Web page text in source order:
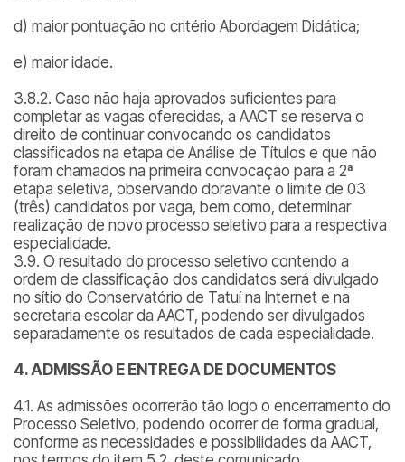
d) maior pontuação no critério Abordagem Didática;
e) maior idade.
3.8.2. Caso não haja aprovados suficientes para
completar as vagas oferecidas, a AACT se reserva o
direito de continuar convocando os candidatos
classificados na etapa de Análise de Títulos e que não
foram chamados na primeira convocação para a 2ª
etapa seletiva, observando doravante o limite de 03
(três) candidatos por vaga, bem como, determinar
realização de novo processo seletivo para a respectiva
especialidade.
3.9. O resultado do processo seletivo contendo a
ordem de classificação dos candidatos será divulgado
no sítio do Conservatório de Tatuí na Internet e na
secretaria escolar da AACT, podendo ser divulgados
separadamente os resultados de cada especialidade.
4. ADMISSÃO E ENTREGA DE DOCUMENTOS
4.1. As admissões ocorrerão tão logo o encerramento do
Processo Seletivo, podendo ocorrer de forma gradual,
conforme as necessidades e possibilidades da AACT,